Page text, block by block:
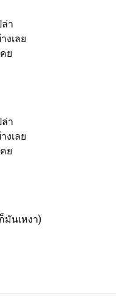
า
งเลย
ย
า
งเลย
ย
มันเหงา)